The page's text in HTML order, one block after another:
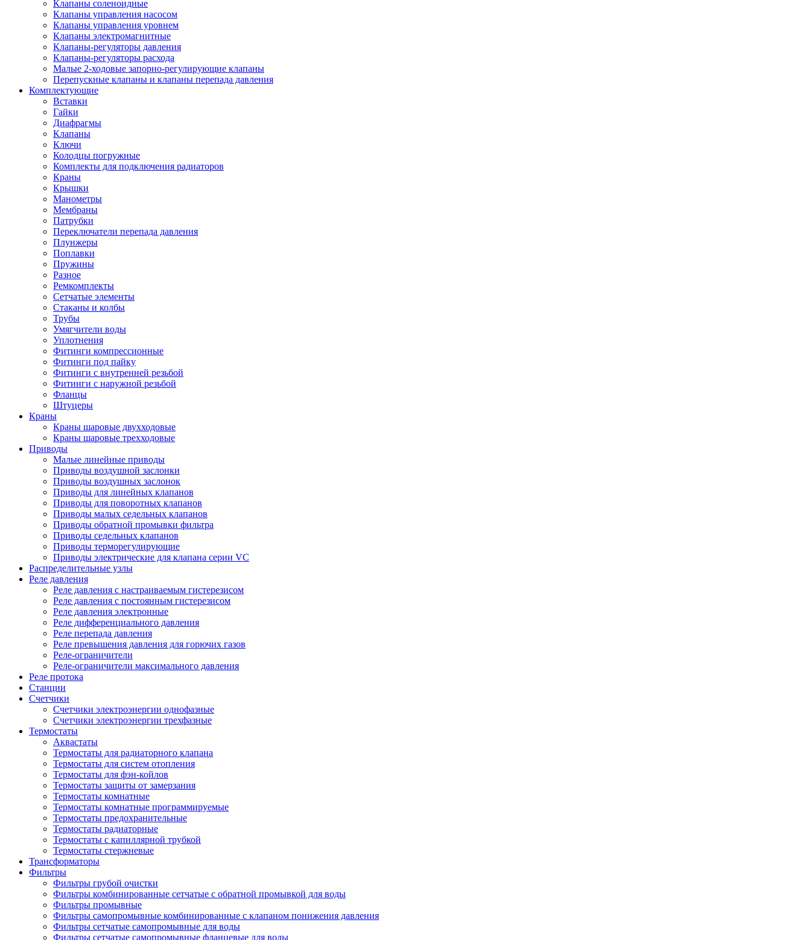
Клапаны соленоидные
Клапаны управления насосом
Клапаны управления уровнем
Клапаны электромагнитные
Клапаны-регуляторы давления
Клапаны-регуляторы расхода
Малые 2-ходовые запорно-регулирующие клапаны
Перепускные клапаны и клапаны перепада давления
Комплектующие
Вставки
Гайки
Диафрагмы
Клапаны
Ключи
Колодцы погружные
Комплекты для подключения радиаторов
Краны
Крышки
Манометры
Мембраны
Патрубки
Переключатели перепада давления
Плунжеры
Поплавки
Пружины
Разное
Ремкомплекты
Сетчатые элементы
Стаканы и колбы
Трубы
Умягчители воды
Уплотнения
Фитинги компрессионные
Фитинги под пайку
Фитинги с внутренней резьбой
Фитинги с наружной резьбой
Фланцы
Штуцеры
Краны
Краны шаровые двухходовые
Краны шаровые трехходовые
Приводы
Малые линейные приводы
Приводы воздушной заслонки
Приводы воздушных заслонок
Приводы для линейных клапанов
Приводы для поворотных клапанов
Приводы малых седельных клапанов
Приводы обратной промывки фильтра
Приводы седельных клапанов
Приводы терморегулирующие
Приводы электрические для клапана серии VC
Распределительные узлы
Реле давления
Реле давления с настраиваемым гистерезисом
Реле давления с постоянным гистерезисом
Реле давления электронные
Реле дифференциального давления
Реле перепада давления
Реле превышения давления для горючих газов
Реле-ограничители
Реле-ограничители максимального давления
Реле протока
Станции
Счетчики
Счетчики электроэнергии однофазные
Счетчики электроэнергии трехфазные
Термостаты
Аквастаты
Термостаты для радиаторного клапана
Термостаты для систем отопления
Термостаты для фэн-койлов
Термостаты защиты от замерзания
Термостаты комнатные
Термостаты комнатные программируемые
Термостаты предохранительные
Термостаты радиаторные
Термостаты с капиллярной трубкой
Термостаты стержневые
Трансформаторы
Фильтры
Фильтры грубой очистки
Фильтры комбинированные сетчатые с обратной промывкой для воды
Фильтры промывные
Фильтры самопромывные комбинированные с клапаном понижения давления
Фильтры сетчатые самопромывные для воды
Фильтры сетчатые самопромывные фланцевые для воды